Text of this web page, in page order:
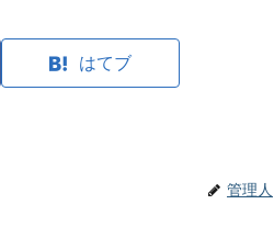
はてブ
管理人